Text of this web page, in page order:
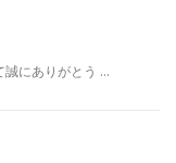
誠にありがとう …